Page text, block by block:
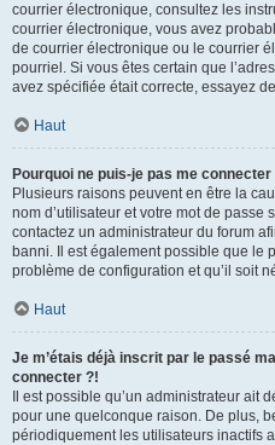
courrier électronique, consultez les
courrier électronique, vous avez
de courrier électronique ou le courrier
pourriel. Si vous êtes certain que
avez spécifiée était correcte, essayez
Haut
Pourquoi ne puis-je pas me connecter
Plusieurs raisons peuvent en être la
nom d’utilisateur et votre mot de passe
contactez un administrateur du forum
banni. Il est également possible que le
problème de configuration et qu’il soit
Haut
Je m’étais déjà inscrit par le passé
connecter ?!
Il est possible qu’un administrateur ait
pour une quelconque raison. De plus,
périodiquement les utilisateurs inactifs